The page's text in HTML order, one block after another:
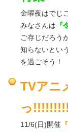
金曜夜はでじ
みなさんは 『
ご存じだろう
知らないとい
を過ごそう！
TVアニ
っ
11/6(日)開催